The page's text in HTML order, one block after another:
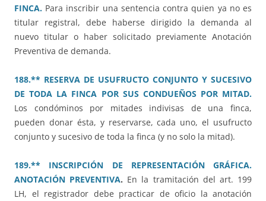
FINCA. Para inscribir una sentencia contra quien ya no es
titular registral, debe haberse dirigido la demanda al
nuevo titular o haber solicitado previamente Anotación
Preventiva de demanda.
188.** RESERVA DE USUFRUCTO CONJUNTO Y SUCESIVO
DE TODA LA FINCA POR SUS CONDUEÑOS POR MITAD.
Los condóminos por mitades indivisas de una finca,
pueden donar ésta, y reservarse, cada uno, el usufructo
conjunto y sucesivo de toda la finca (y no solo la mitad).
189.** INSCRIPCIÓN DE REPRESENTACIÓN GRÁFICA.
ANOTACIÓN PREVENTIVA. En la tramitación del art. 199
LH, el registrador debe practicar de oficio la anotación